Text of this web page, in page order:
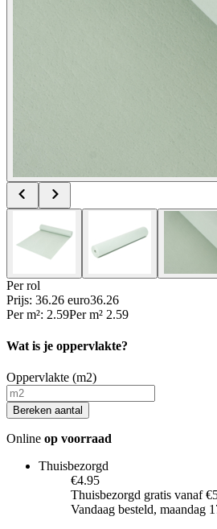
Per rol
Prijs: 36.26 euro36.26
Per m²: 2.59Per m² 2.59
Wat is je oppervlakte?
Oppervlakte (m2)
Bereken aantal
Online op voorraad
Thuisbezorgd
€4.95
Thuisbezorgd gratis vanaf
Vandaag besteld, maandag